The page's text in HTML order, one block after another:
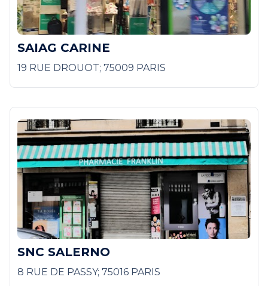
SAIAG CARINE
19 RUE DROUOT; 75009 PARIS
SNC SALERNO
8 RUE DE PASSY; 75016 PARIS